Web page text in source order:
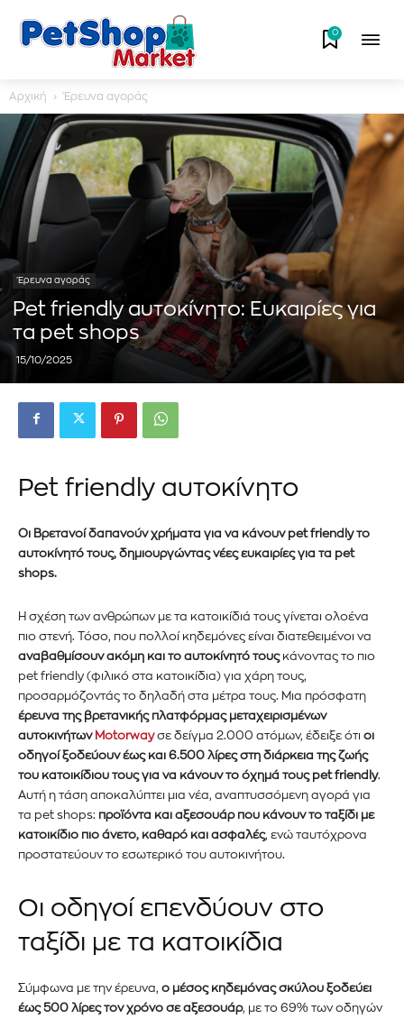
0
Αρχική Έρευνα αγοράς
Έρευνα αγοράς
Pet friendly αυτοκίνητο: Ευκαιρίες για
τα pet shops
15/10/2025
Pet friendly αυτοκίνητο
Οι Βρετανοί δαπανούν χρήματα για να κάνουν pet friendly το
αυτοκίνητό τους, δημιουργώντας νέες ευκαιρίες για τα pet
shops.
Η σχέση των ανθρώπων με τα κατοικίδιά τους γίνεται ολοένα
πιο στενή. Τόσο, που πολλοί κηδεμόνες είναι διατεθειμένοι να
αναβαθμίσουν ακόμη και το αυτοκίνητό τουςκάνοντας το πιο
pet friendly (φιλικό στα κατοικίδια) για χάρη τους,
προσαρμόζοντάς το δηλαδή στα μέτρα τους. Μια πρόσφατη
έρευνα της βρετανικής πλατφόρμας μεταχειρισμένων
αυτοκινήτων Motorway σε δείγμα 2.000 ατόμων, έδειξε ότι οι
οδηγοί ξοδεύουν έως και 6.500 λίρες στη διάρκεια της ζωής
του κατοικίδιου τους για να κάνουν το όχημά τους pet friendly.
Αυτή η τάση αποκαλύπτει μια νέα, αναπτυσσόμενη αγορά για
τα pet shops: προϊόντα και αξεσουάρ που κάνουν το ταξίδι με
κατοικίδιο πιο άνετο, καθαρό και ασφαλές, ενώ ταυτόχρονα
προστατεύουν το εσωτερικό του αυτοκινήτου.
Οι οδηγοί επενδύουν στο
ταξίδι με τα κατοικίδια
Σύμφωνα με την έρευνα, ο μέσος κηδεμόνας σκύλου ξοδεύει
έως 500 λίρες τον χρόνο σε αξεσουάρ, με το 69% των οδηγών